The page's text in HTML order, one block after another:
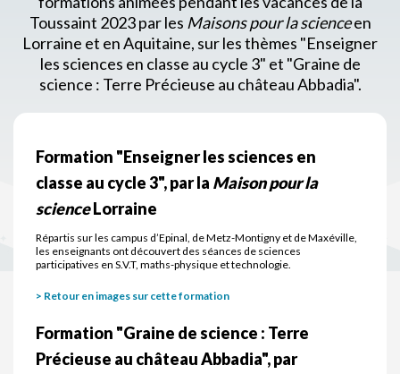
Toussaint 2023 par les Maisons pour la scienceen
Lorraine et en Aquitaine, sur les thèmes "Enseigner
les sciences en classe au cycle 3" et "Graine de
science : Terre Précieuse au château Abbadia".
Formation "Enseigner les sciences en
classe au cycle 3", par la Maison pour la
scienceLorraine
Répartis sur les campus d’Epinal, de Metz-Montigny et de Maxéville,
les enseignants ont découvert des séances de sciences
participatives en S.V.T, maths-physique et technologie.
> Retour en images sur cette formation
Formation "Graine de science : Terre
Précieuse au château Abbadia", par